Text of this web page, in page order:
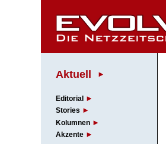
Aktuell
Editorial
Stories
Kolumnen
Akzente